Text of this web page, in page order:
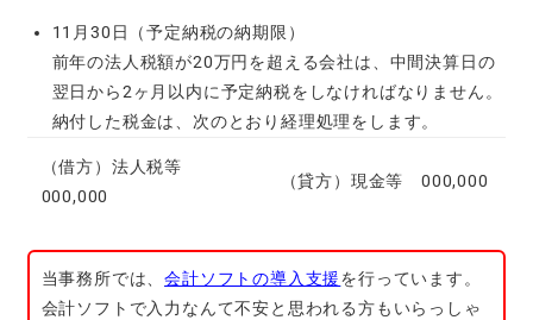
11月30日（予定納税の納期限）
前年の法人税額が20万円を超える会社は、中間決算日の
翌日から2ヶ月以内に予定納税をしなければなりません。
納付した税金は、次のとおり経理処理をします。
（借方）法人税等
000,000
（貸方）現金等 000,000
当事務所では、会計ソフトの導入支援を行っています。
会計ソフトで入力なんて不安と思われる方もいらっしゃ